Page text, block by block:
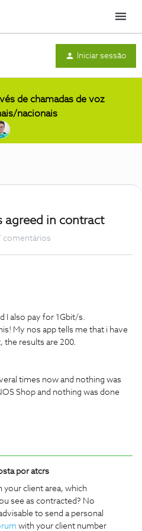
Menu
Iniciar sessão
de chamadas de voz
nacionais
agreed in contract
comentários
I also pay for 1Gbit/s.
My nos app tells me that i have
the results are 200.
times now and nothing was
Shop and nothing was done
poratcrs
your client area, which
see as contracted? No
to send a personal
with your client number